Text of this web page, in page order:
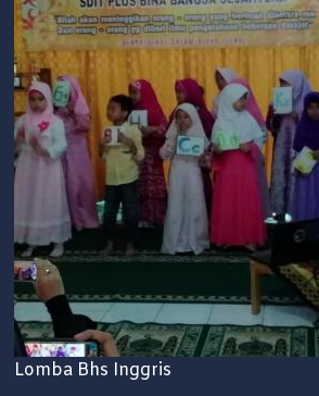
Lomba Bhs Inggris